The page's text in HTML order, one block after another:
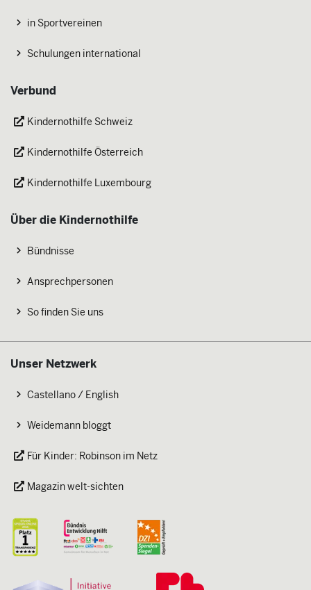
in Sportvereinen
Schulungen international
Verbund
Kindernothilfe Schweiz
Kindernothilfe Österreich
Kindernothilfe Luxembourg
Über die Kindernothilfe
Bündnisse
Ansprechpersonen
So finden Sie uns
Unser Netzwerk
Castellano / English
Weidemann bloggt
Für Kinder: Robinson im Netz
Magazin welt-sichten